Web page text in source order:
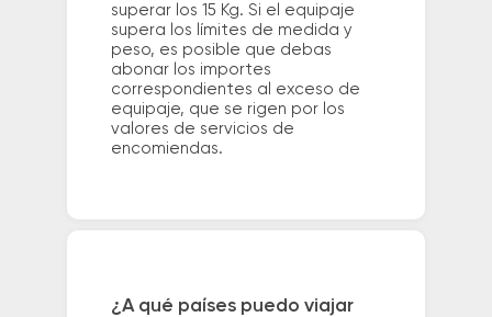
superar los 15 Kg. Si el equipaje
supera los límites de medida y
peso, es posible que debas
abonar los importes
correspondientes al exceso de
equipaje, que se rigen por los
valores de servicios de
encomiendas.
¿A qué países puedo viajar